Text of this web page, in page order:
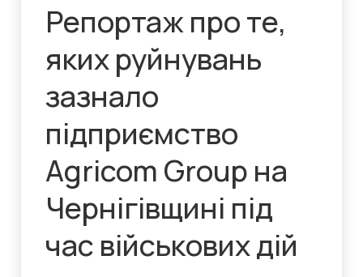
Репортаж про те,
яких руйнувань
зазнало
підприємство
Agricom Group на
Чернігівщині під
час військових дій